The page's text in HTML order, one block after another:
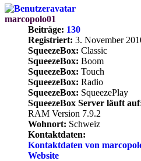
marcopolo01
Beiträge: 130
Registriert: 3. November
SqueezeBox: Classic
SqueezeBox: Boom
SqueezeBox: Touch
SqueezeBox: Radio
SqueezeBox: SqueezePlay
SqueezeBox Server läuft
RAM Version 7.9.2
Wohnort: Schweiz
Kontaktdaten:
Kontaktdaten von
Website